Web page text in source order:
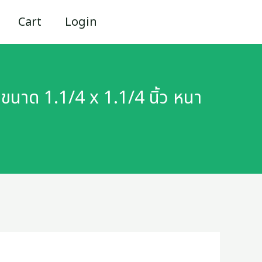
Cart Login
ขนาด 1.1/4 x 1.1/4 นิ้ว หนา
วา